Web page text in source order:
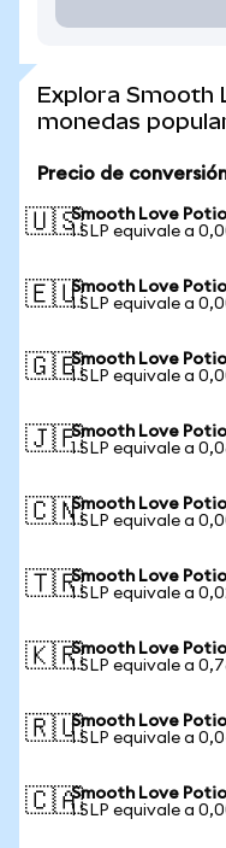
Explora Smooth
monedas
Precio de
🇺🇸Smooth Love
1 SLP equivale a
🇪🇺Smooth Love
1 SLP equivale a
🇬🇧Smooth Love
1 SLP equivale a
🇯🇵Smooth Love
1 SLP equivale a
🇨🇳Smooth Love
1 SLP equivale a
🇹🇷Smooth Love
1 SLP equivale a
🇰🇷Smooth Love
1 SLP equivale a
🇷🇺Smooth Love
1 SLP equivale a
🇨🇦Smooth Love
1 SLP equivale a